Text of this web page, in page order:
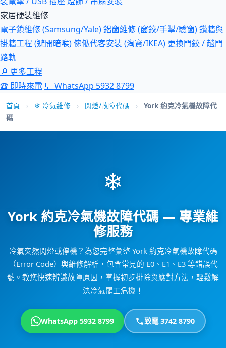
家居硬裝維修
電子鎖維修 (Samsung/Yale)鋁窗維修 (窗鉸/手掣/驗窗)鑽牆與
掛牆工程 (避開暗喉)傢俬代客安裝 (淘寶/IKEA) 更換門鉸 / 趟門
路軌
🔎 更多工程
☎ 即時來電 💬 WhatsApp 5932 8799
首頁 › ❄ 冷氣維修 › 閃燈/故障代碼 ›
York 約克冷氣機故障代
碼
❄
York 約克冷氣機故障代碼 — 專業維
修服務
冷氣突然閃燈或停機？為您完整彙整 York 約克冷氣機故障代碼
（Error Code）與維修解析，包含常見的 E0、E1、E3 等錯誤代
號。教您快速辨識故障原因，掌握初步排除與應對方法，輕鬆解
決冷氣罷工危機！
WhatsApp 5932 8799 致電 3742 8790